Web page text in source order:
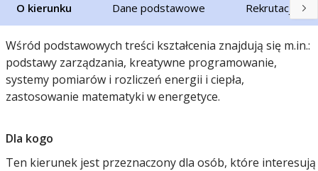
O kierunku Dane podstawowe Rekrutacja
Wśród podstawowych treści kształcenia znajdują się m.in.:
podstawy zarządzania, kreatywne programowanie,
systemy pomiarów i rozliczeń energii i ciepła,
zastosowanie matematyki w energetyce.
Dla kogo
Ten kierunek jest przeznaczony dla osób, które interesują